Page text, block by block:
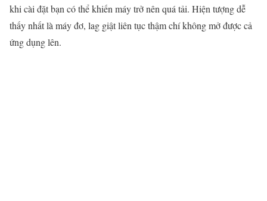
khi cài đặt bạn có thể khiến máy trở nên quá tải. Hiện tượng dễ
thấy nhất là máy đơ, lag giật liên tục thậm chí không mở được cả
ứng dụng lên.